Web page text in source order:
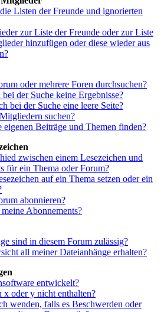
Listen der Freunde und ignorierten
zur Liste der Freunde oder zur Liste
hinzufügen oder diese wieder aus
oder mehrere Foren durchsuchen?
der Suche keine Ergebnisse?
bei der Suche eine leere Seite?
suchen?
eigenen Beiträge und Themen finden?
zwischen einem Lesezeichen und
für ein Thema oder Forum?
auf ein Thema setzen oder ein
abonnieren?
Abonnements?
sind in diesem Forum zulässig?
all meiner Dateianhänge erhalten?
entwickelt?
x oder y nicht enthalten?
wenden, falls es Beschwerden oder